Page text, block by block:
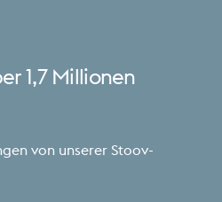
1,7 Millionen
von unserer Stoov-